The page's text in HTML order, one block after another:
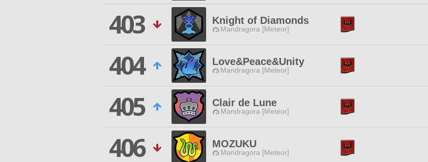
403
Knight of Diamonds
Mandragora [Meteor]
404
Love&Peace&Unity
Mandragora [Meteor]
405
Clair de Lune
Mandragora [Meteor]
406
MOZUKU
Mandragora [Meteor]